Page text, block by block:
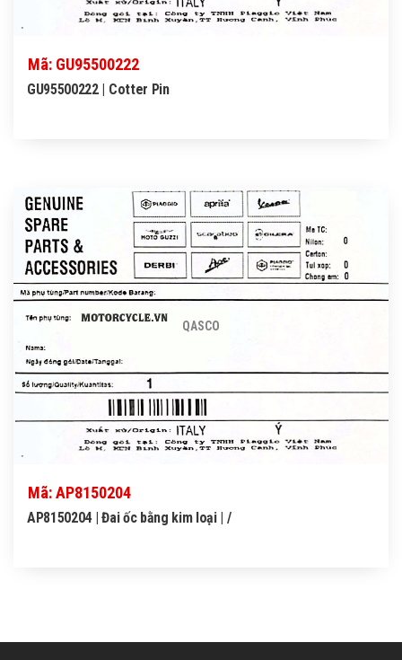
Mã: GU95500222
GU95500222 | Cotter Pin
QASCO
Mã: AP8150204
AP8150204 | Đai ốc bằng kim loại | /